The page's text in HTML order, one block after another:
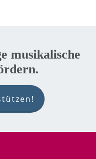
musikalische